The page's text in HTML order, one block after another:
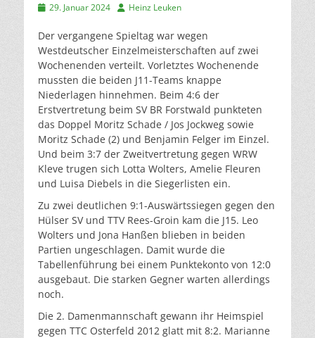
Veröffentlicht
29. Januar 2024 AutorHeinz Leuken
Der vergangene Spieltag war wegen
Westdeutscher Einzelmeisterschaften auf zwei
Wochenenden verteilt. Vorletztes Wochenende
mussten die beiden J11-Teams knappe
Niederlagen hinnehmen. Beim 4:6 der
Erstvertretung beim SV BR Forstwald punkteten
das Doppel Moritz Schade / Jos Jockweg sowie
Moritz Schade (2) und Benjamin Felger im Einzel.
Und beim 3:7 der Zweitvertretung gegen WRW
Kleve trugen sich Lotta Wolters, Amelie Fleuren
und Luisa Diebels in die Siegerlisten ein.
Zu zwei deutlichen 9:1-Auswärtssiegen gegen den
Hülser SV und TTV Rees-Groin kam die J15. Leo
Wolters und Jona Hanßen blieben in beiden
Partien ungeschlagen. Damit wurde die
Tabellenführung bei einem Punktekonto von 12:0
ausgebaut. Die starken Gegner warten allerdings
noch.
Die 2. Damenmannschaft gewann ihr Heimspiel
gegen TTC Osterfeld 2012 glatt mit 8:2. Marianne